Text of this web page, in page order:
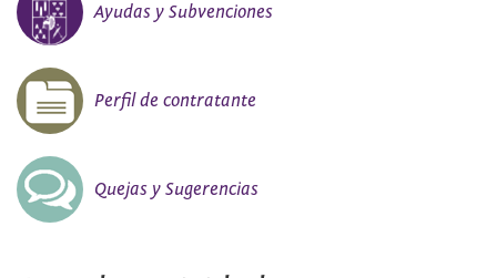
Ayudas y Subvenciones
Perfil de contratante
Quejas y Sugerencias